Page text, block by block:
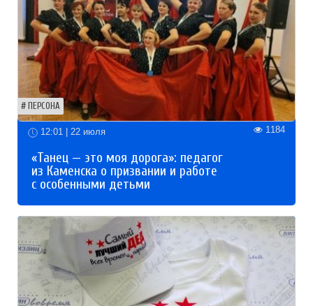
ПЕРСОНА
12:01 | 22 июля 1184
«Танец — это моя дорога»: педагог
из Каменска о призвании и работе
с особенными детьми